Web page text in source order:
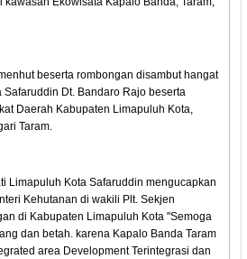
beserta rombongan disambut hangat
Dt. Bandaro Rajo beserta
Daerah Kabupaten Limapuluh Kota,
Taram.
Limapuluh Kota Safaruddin mengucapkan
Kehutanan di wakili Plt. Sekjen
di Kabupaten Limapuluh Kota "Semoga
dan betah. karena Kapalo Banda Taram
area Development Terintegrasi dan